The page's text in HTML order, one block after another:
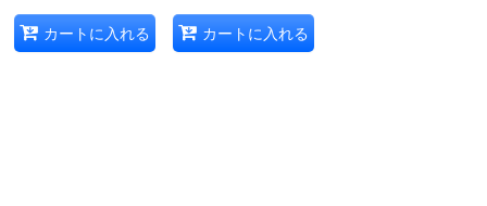
カートに入れる カートに入れる